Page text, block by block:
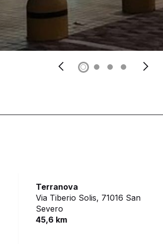
Terranova
Via Tiberio Solis, 71016 San
Severo
45,6 km